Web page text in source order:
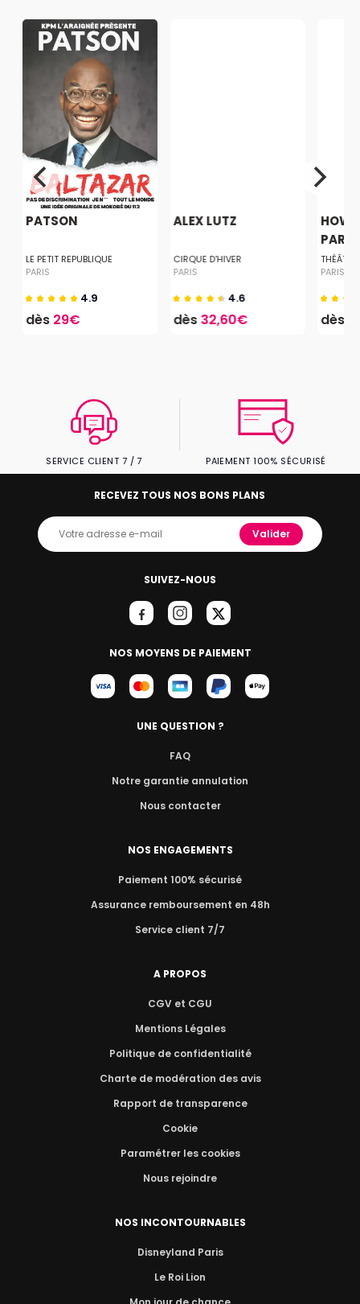
PATSON
LE PETIT REPUBLIQUE
PARIS
4.9
dès 29€
ALEX LUTZ
CIRQUE D'HIVER
PARIS
4.6
dès32,60€
HOW
PARIS
dès
SERVICE CLIENT 7 / 7 PAIEMENT 100% SÉCURISÉ
SUIVEZ-NOUS
NOS MOYENS DE PAIEMENT
RECEVEZ TOUS NOS BONS PLANS
Valider
UNE QUESTION ?
FAQ
Notre garantie annulation
Nous contacter
NOS ENGAGEMENTS
Paiement 100% sécurisé
Assurance remboursement en 48h
Service client 7/7
A PROPOS
CGV et CGU
Mentions Légales
Politique de confidentialité
Charte de modération des avis
Rapport de transparence
Cookie
Paramétrer les cookies
Nous rejoindre
NOS INCONTOURNABLES
Disneyland Paris
Le Roi Lion